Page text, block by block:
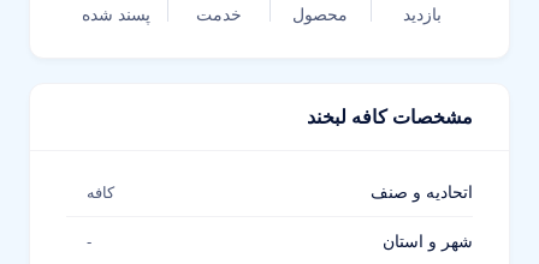
بازدید محصول خدمت پسند شده
مشخصات کافه لبخند
اتحادیه و صنف کافه
شهر و استان -